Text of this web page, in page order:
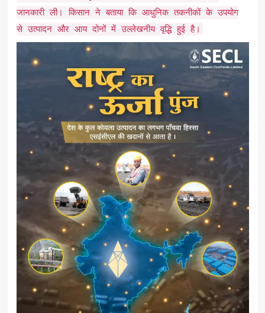
जानकारी ली। किसान ने बताया कि आधुनिक तकनीकों के उपयोग
से उत्पादन और आय दोनों में उल्लेखनीय वृद्धि हुई है।